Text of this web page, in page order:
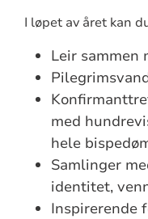
I løpet av året kan
Leir sammen
med
hele
Samlinger
identitet,
Inspirerende